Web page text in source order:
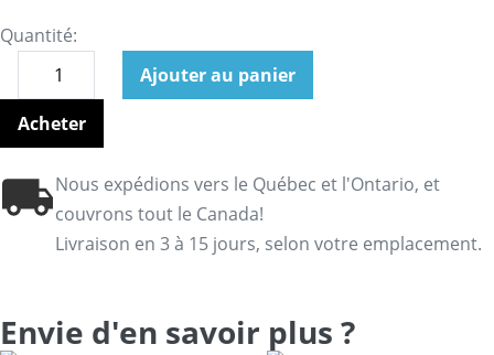
Quantité:
Ajouter au panier
Acheter
Nous expédions vers le Québec et l'Ontario, et
couvrons tout le Canada!
Livraison en 3 à 15 jours, selon votre emplacement.
Envie d'en savoir plus ?